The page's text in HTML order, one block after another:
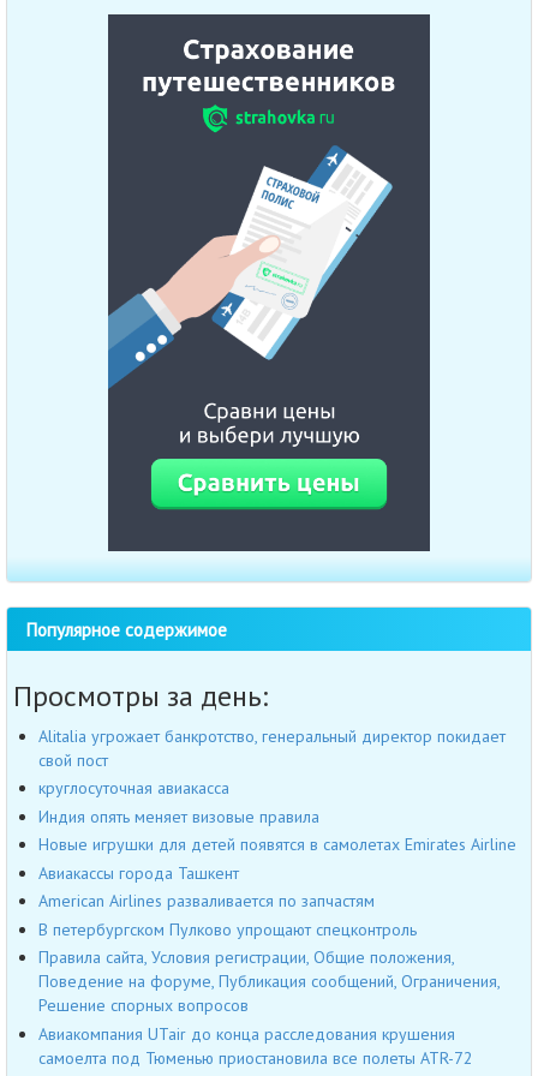
Популярное содержимое
Просмотры за день:
Alitalia угрожает банкротство, генеральный директор покидает
свой пост
круглосуточная авиакасса
Индия опять меняет визовые правила
Новые игрушки для детей появятся в самолетах Emirates Airline
Авиакассы города Ташкент
American Airlines разваливается по запчастям
В петербургском Пулково упрощают спецконтроль
Правила сайта, Условия регистрации, Общие положения,
Поведение на форуме, Публикация сообщений, Ограничения,
Решение спорных вопросов
Авиакомпания UTair до конца расследования крушения
самоелта под Тюменью приостановила все полеты ATR-72